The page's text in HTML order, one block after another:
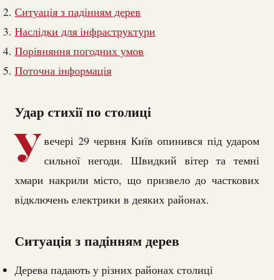
Ситуація з падінням дерев
Наслідки для інфраструктури
Порівняння погодних умов
Поточна інформація
Удар стихії по столиці
У вечері 29 червня Київ опинився під ударом
сильної негоди. Швидкий вітер та темні
хмари накрили місто, що призвело до часткових
відключень електрики в деяких районах.
Ситуація з падінням дерев
Дерева падають у різних районах столиці